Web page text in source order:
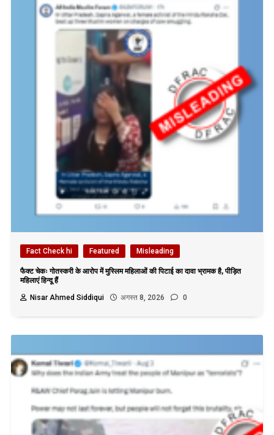
Fact Check hi Featured Misleading
फैक्ट चेकः गोतस्करी के आरोप में मुस्लिम महिलाओं की पिटाई का दावा भ्रामक है, पीड़ित
महिलाएं हिन्दू हैं
Nisar Ahmed Siddiqui
अगस्त 8, 2026 0